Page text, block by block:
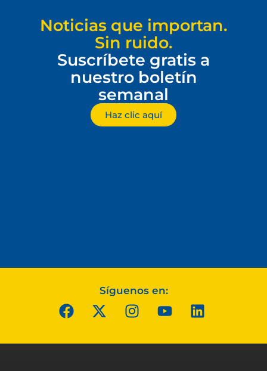
Noticias que importan.
Sin ruido.
Suscríbete gratis a
nuestro boletín
semanal
Haz clic aquí
Síguenos en: